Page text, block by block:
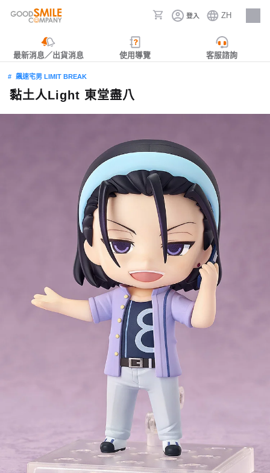
登入 ZH
人才招募
最新消息／出貨消息 使用導覽 客服諮詢
飆速宅男 LIMIT BREAK
黏土人Light 東堂盡八